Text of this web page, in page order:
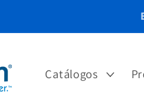
Catálogos